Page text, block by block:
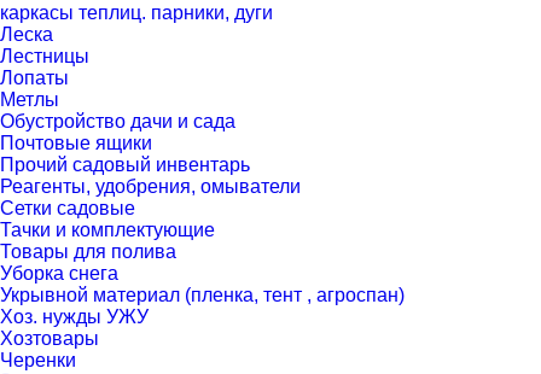
каркасы теплиц. парники, дуги
Леска
Лестницы
Лопаты
Метлы
Обустройство дачи и сада
Почтовые ящики
Прочий садовый инвентарь
Реагенты, удобрения, омыватели
Сетки садовые
Тачки и комплектующие
Товары для полива
Уборка снега
Укрывной материал (пленка, тент , агроспан)
Хоз. нужды УЖУ
Хозтовары
Черенки